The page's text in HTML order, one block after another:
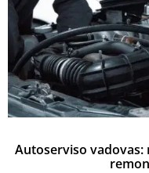
Autoserviso vadovas: